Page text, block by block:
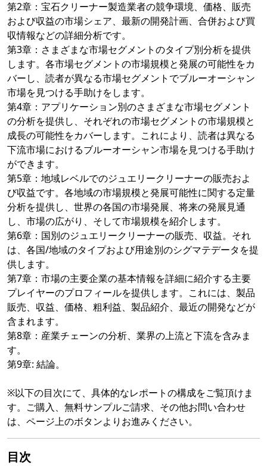
第2章：宝石クリーナー製造業者の競争環境、価格、販売
および収益の市場シェア、最新の開発計画、合併および買
収情報などの詳細分析です。
第3章：さまざまな市場セグメントのタイプ別分析を提供
します。各市場セグメントの市場規模と発展の可能性をカ
バーし、読者が異なる市場セグメントでブルーオーシャン
市場を見つける手助けをします。
第4章：アプリケーション別のさまざまな市場セグメント
の分析を提供し、それぞれの市場セグメントの市場規模と
成長の可能性をカバーします。これにより、読者は異なる
下流市場におけるブルーオーシャン市場を見つける手助け
ができます。
第5章：地域レベルでのジュエリークリーナーの販売およ
び収益です。各地域の市場規模と発展可能性に関する定量
分析を提供し、世界の各国の市場発展、将来の発展見通
し、市場の広がり、そして市場規模を紹介します。
第6章：国別のジュエリークリーナーの販売、収益。それ
は、各国/地域のタイプおよび用途別のシグマテデータを提
供します。
第7章：市場の主要企業の基本情報を詳細に紹介する主要
プレイヤーのプロフィールを提供します。これには、製品
販売、収益、価格、粗利益、製品紹介、最近の開発などが
含まれます。
第8章：産業チェーンの分析、業界の上流と下流を含みま
す。
第9章: 結論。
※以下の目次にて、具体的なレポートの構成をご覧頂けま
す。ご購入、無料サンプルご請求、その他お問い合わせ
は、ページ上のボタンよりお進みください。
目次